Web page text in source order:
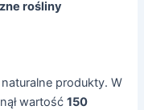
rośliny
produkty. W
wartość150